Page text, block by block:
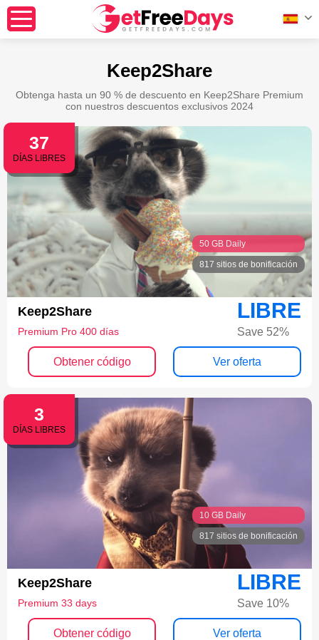
Keep2Share
Obtenga hasta un 90 % de descuento en Keep2Share Premium
con nuestros descuentos exclusivos 2024
37
DÍAS LIBRES
50 GB Daily
817 sitios de bonificación
Keep2Share
Premium Pro 400 días
LIBRE
Save 52%
Obtener código Ver oferta
3
DÍAS LIBRES
10 GB Daily
817 sitios de bonificación
Keep2Share
Premium 33 days
LIBRE
Save 10%
Obtener código Ver oferta